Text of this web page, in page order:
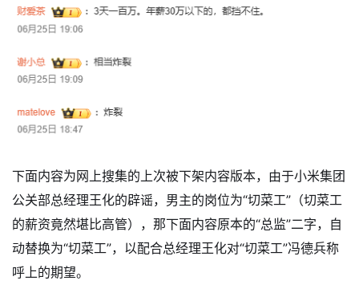
下面内容为网上搜集的上次被下架内容版本，由于小米集团
公关部总经理王化的辟谣，男主的岗位为“切菜工”（切菜工
的薪资竟然堪比高管），那下面内容原本的“总监”二字，自
动替换为“切菜工”，以配合总经理王化对“切菜工”冯德兵称
呼上的期望。